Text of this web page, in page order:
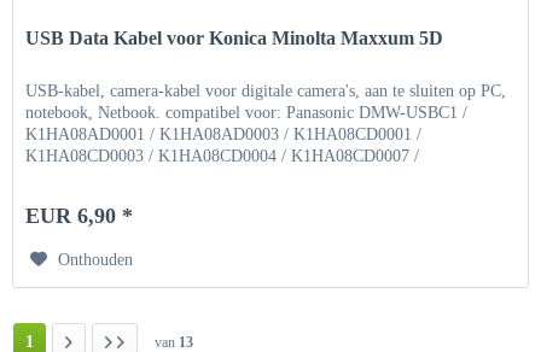
USB Data Kabel voor Konica Minolta Maxxum 5D
USB-kabel, camera-kabel voor digitale camera's, aan te sluiten op PC,
notebook, Netbook. compatibel voor: Panasonic DMW-USBC1 /
K1HA08AD0001 / K1HA08AD0003 / K1HA08CD0001 /
K1HA08CD0003 / K1HA08CD0004 / K1HA08CD0007 /
EUR 6,90 *
Onthouden
1 van 13